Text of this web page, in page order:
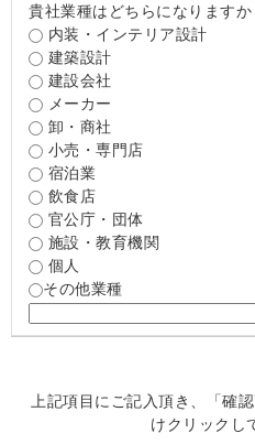
貴社業種はどちらになりますか
内装・インテリア設計
建築設計
建設会社
メーカー
卸・商社
小売・専門店
宿泊業
飲食店
官公庁・団体
施設・教育機関
個人
その他業種
上記項目にご記入頂き、「確
けクリックし